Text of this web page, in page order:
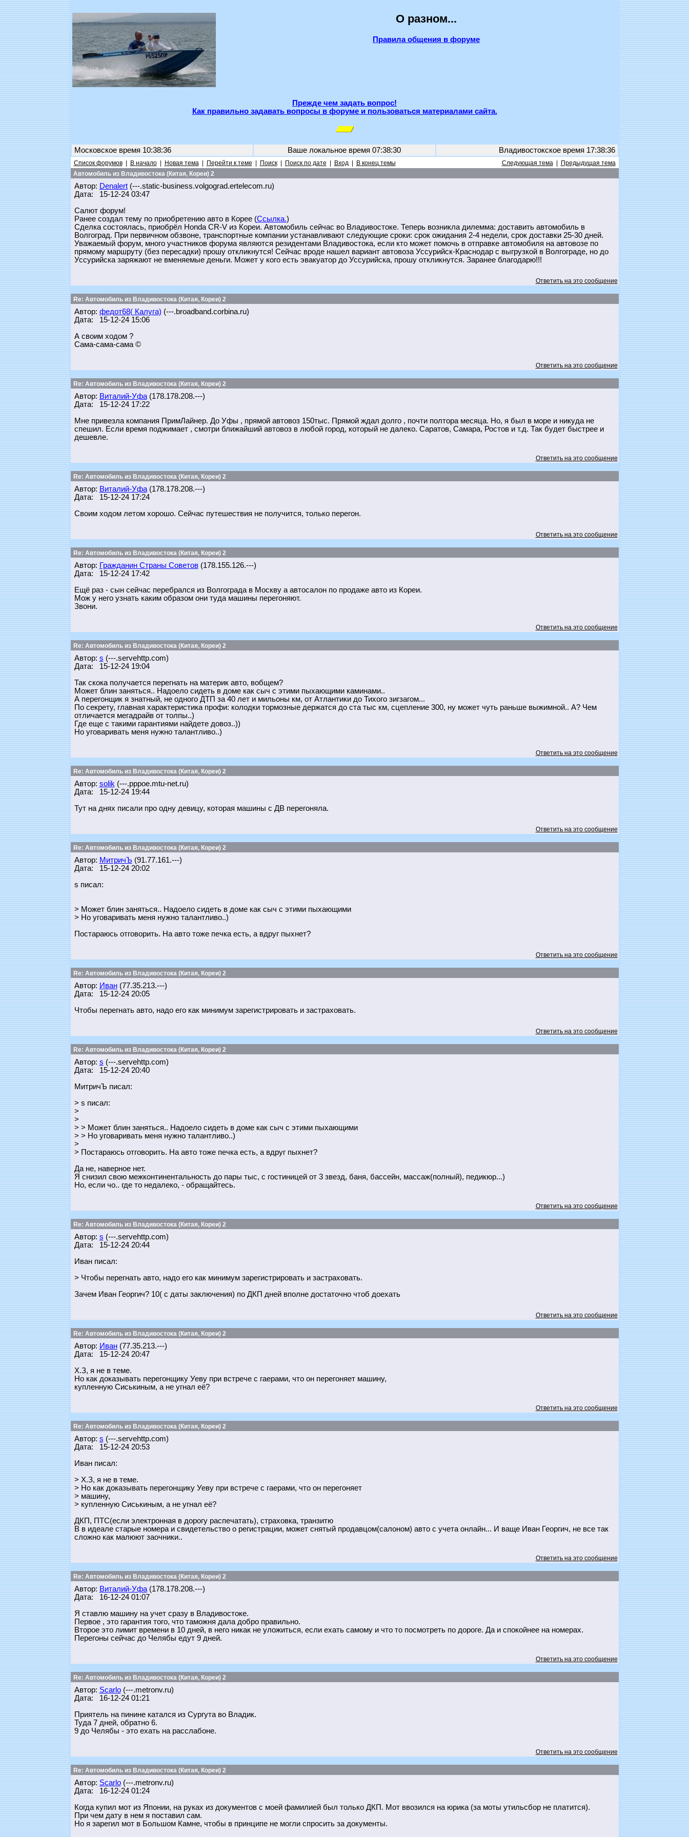
О разном...
Правила общения в форуме
Прежде чем задать вопрос!
Как правильно задавать вопросы в форуме и пользоваться материалами сайта.
Московское время 10:38:36 Ваше локальное время 07:38:30 Владивостокское время 17:38:36
Список форумов| В начало| Новая тема| Перейти к теме Поиск| Поиск по дате Вход| В конец темы Следующая тема|
Предыдущая тема
Автомобиль из Владивостока (Китая, Кореи) 2
Автор: Denalert(---.static-business.volgograd.ertelecom.ru)
Дата: 15-12-24 03:47
Салют форум!
Ранее создал тему по приобретению авто в Корее (Ссылка.)
Сделка состоялась, приобрёл Honda CR-V из Кореи. Автомобиль сейчас во Владивостоке. Теперь возникла дилемма: доставить автомобиль в
Волгоград. При первичном обзвоне, транспортные компании устанавливают следующие сроки: срок ожидания 2-4 недели, срок доставки 25-30 дней.
Уважаемый форум, много участников форума являются резидентами Владивостока, если кто может помочь в отправке автомобиля на автовозе по
прямому маршруту (без пересадки) прошу откликнутся! Сейчас вроде нашел вариант автовоза Уссурийск-Краснодар с выгрузкой в Волгограде, но до
Уссурийска заряжают не вменяемые деньги. Может у кого есть эвакуатор до Уссурийска, прошу откликнутся. Заранее благодарю!!!
Ответить на это сообщение
Re: Автомобиль из Владивостока (Китая, Кореи) 2
Автор: федот68( Калуга) (---.broadband.corbina.ru)
Дата: 15-12-24 15:06
А своим ходом ?
Сама-сама-сама ©
Ответить на это сообщение
Re: Автомобиль из Владивостока (Китая, Кореи) 2
Автор: Виталий-Уфа(178.178.208.---)
Дата: 15-12-24 17:22
Мне привезла компания ПримЛайнер. До Уфы , прямой автовоз 150тыс. Прямой ждал долго , почти полтора месяца. Но, я был в море и никуда не
спешил. Если время поджимает , смотри ближайший автовоз в любой город, который не далеко. Саратов, Самара, Ростов и т.д. Так будет быстрее и
дешевле.
Ответить на это сообщение
Re: Автомобиль из Владивостока (Китая, Кореи) 2
Автор: Виталий-Уфа(178.178.208.---)
Дата: 15-12-24 17:24
Своим ходом летом хорошо. Сейчас путешествия не получится, только перегон.
Ответить на это сообщение
Re: Автомобиль из Владивостока (Китая, Кореи) 2
Автор: Гражданин Страны Советов(178.155.126.---)
Дата: 15-12-24 17:42
Ещё раз - сын сейчас перебрался из Волгограда в Москву а автосалон по продаже авто из Кореи.
Мож у него узнать каким образом они туда машины перегоняют.
Звони.
Ответить на это сообщение
Re: Автомобиль из Владивостока (Китая, Кореи) 2
Автор: s (---.servehttp.com)
Дата: 15-12-24 19:04
Так скока получается перегнать на материк авто, вобщем?
Может блин заняться.. Надоело сидеть в доме как сыч с этими пыхающими каминами..
А перегонщик я знатный, не одного ДТП за 40 лет и мильоны км, от Атлантики до Тихого зигзагом...
По секрету, главная характеристика профи: колодки тормозные держатся до ста тыс км, сцепление 300, ну может чуть раньше выжимной.. А? Чем
отличается мегадрайв от толпы..)
Где еще с такими гарантиями найдете довоз..))
Но уговаривать меня нужно талантливо..)
Ответить на это сообщение
Re: Автомобиль из Владивостока (Китая, Кореи) 2
Автор: solik (---.pppoe.mtu-net.ru)
Дата: 15-12-24 19:44
Тут на днях писали про одну девицу, которая машины с ДВ перегоняла.
Ответить на это сообщение
Re: Автомобиль из Владивостока (Китая, Кореи) 2
Автор: МитричЪ (91.77.161.---)
Дата: 15-12-24 20:02
s писал:
> Может блин заняться.. Надоело сидеть в доме как сыч с этими пыхающими
> Но уговаривать меня нужно талантливо..)
Постараюсь отговорить. На авто тоже печка есть, а вдруг пыхнет?
Ответить на это сообщение
Re: Автомобиль из Владивостока (Китая, Кореи) 2
Автор: Иван(77.35.213.---)
Дата: 15-12-24 20:05
Чтобы перегнать авто, надо его как минимум зарегистрировать и застраховать.
Ответить на это сообщение
Re: Автомобиль из Владивостока (Китая, Кореи) 2
Автор: s (---.servehttp.com)
Дата: 15-12-24 20:40
МитричЪ писал:
> s писал:
>
>
> > Может блин заняться.. Надоело сидеть в доме как сыч с этими пыхающими
> > Но уговаривать меня нужно талантливо..)
>
> Постараюсь отговорить. На авто тоже печка есть, а вдруг пыхнет?
Да не, наверное нет.
Я снизил свою межконтинентальность до пары тыс, с гостиницей от 3 звезд, баня, бассейн, массаж(полный), педикюр...)
Но, если чо.. где то недалеко, - обращайтесь.
Ответить на это сообщение
Re: Автомобиль из Владивостока (Китая, Кореи) 2
Автор: s (---.servehttp.com)
Дата: 15-12-24 20:44
Иван писал:
> Чтобы перегнать авто, надо его как минимум зарегистрировать и застраховать.
Зачем Иван Георгич? 10( с даты заключения) по ДКП дней вполне достаточно чтоб доехать
Ответить на это сообщение
Re: Автомобиль из Владивостока (Китая, Кореи) 2
Автор: Иван(77.35.213.---)
Дата: 15-12-24 20:47
Х.З, я не в теме.
Но как доказывать перегонщику Уеву при встрече с гаерами, что он перегоняет машину,
купленную Сиськиным, а не угнал её?
Ответить на это сообщение
Re: Автомобиль из Владивостока (Китая, Кореи) 2
Автор: s (---.servehttp.com)
Дата: 15-12-24 20:53
Иван писал:
> Х.З, я не в теме.
> Но как доказывать перегонщику Уеву при встрече с гаерами, что он перегоняет
> машину,
> купленную Сиськиным, а не угнал её?
ДКП, ПТС(если электронная в дорогу распечатать), страховка, транзитю
В в идеале старые номера и свидетельство о регистрации, может снятый продавцом(салоном) авто с учета онлайн... И ваще Иван Георгич, не все так
сложно как малюют заочники..
Ответить на это сообщение
Re: Автомобиль из Владивостока (Китая, Кореи) 2
Автор: Виталий-Уфа(178.178.208.---)
Дата: 16-12-24 01:07
Я ставлю машину на учет сразу в Владивостоке.
Первое , это гарантия того, что таможня дала добро правильно.
Второе это лимит времени в 10 дней, в него никак не уложиться, если ехать самому и что то посмотреть по дороге. Да и спокойнее на номерах.
Перегоны сейчас до Челябы едут 9 дней.
Ответить на это сообщение
Re: Автомобиль из Владивостока (Китая, Кореи) 2
Автор: Scarlo(---.metronv.ru)
Дата: 16-12-24 01:21
Приятель на пинине катался из Сургута во Владик.
Туда 7 дней, обратно 6.
9 до Челябы - это ехать на расслабоне.
Ответить на это сообщение
Re: Автомобиль из Владивостока (Китая, Кореи) 2
Автор: Scarlo(---.metronv.ru)
Дата: 16-12-24 01:24
Когда купил мот из Японии, на руках из документов с моей фамилией был только ДКП. Мот ввозился на юрика (за моты утильсбор не платится).
При чем дату в нем я поставил сам.
Но я зарегил мот в Большом Камне, чтобы в принципе не могли спросить за документы.